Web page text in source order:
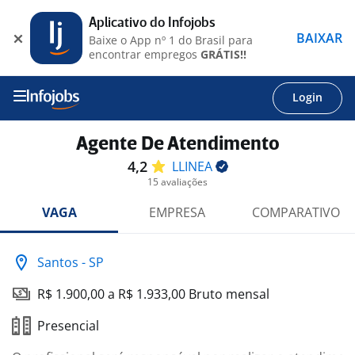
Login
Agente De Atendimento
4,2 LLINEA
15 avaliações
VAGA EMPRESA COMPARATIVO
Santos - SP
R$ 1.900,00 a R$ 1.933,00 Bruto mensal
Presencial
Aplicativo do Infojobs
Baixe o App nº 1 do Brasil para
encontrar empregos GRÁTIS!!
BAIXAR